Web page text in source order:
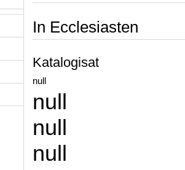
In Ecclesiasten
Katalogisat
null
null
null
null